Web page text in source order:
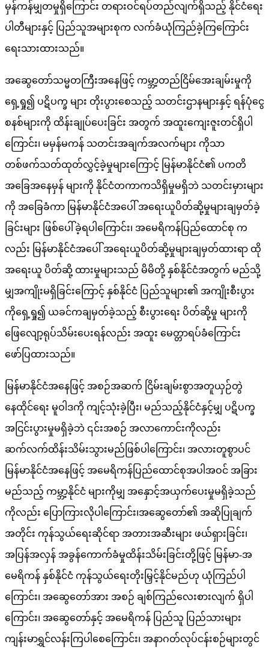
မှန်ကန်မျှတမှုရှိကြောင်း တရားဝင်ရပ်တည်လျက်ရှိသည့် နိုင်ငံရေး
ပါတီများနှင့် ပြည်သူအများစုက လက်ခံယုံကြည်ခဲ့ကြကြောင်း
ရေးသားထားသည်။
အဆွေတော်သမ္မတကြီးအနေဖြင့် ကမ္ဘာ့တည်ငြိမ်အေးချမ်းမှုကို
ရှေ့ရှု၍ ပဋိပက္ခ များ တိုးပွားစေသည့် သတင်းဌာနများနှင့် ရန်ပုံငွေ
စနစ်များကို ထိန်းချုပ်ပေးခြင်း အတွက် အထူးကျေးဇူးတင်ရှိပါ
ကြောင်း၊ မမှန်မကန် သတင်းအချက်အလက်များ ကိုသာ
တစ်ဖက်သတ်ထုတ်လွှင့်ခဲ့မှုများကြောင့် မြန်မာနိုင်ငံ၏ ပကတိ
အခြေအနေမှန် များကို နိုင်ငံတကာကသိရှိမှုမရှိဘဲ သတင်းမှားများ
ကို အခြေခံကာ မြန်မာနိုင်ငံအပေါ် အရေးယူပိတ်ဆို့မှုများချမှတ်ခဲ့
ခြင်းများ ဖြစ်ပေါ်ခဲ့ရပါကြောင်း၊ အမေရိကန်ပြည်ထောင်စု က
လည်း မြန်မာနိုင်ငံအပေါ် အရေးယူပိတ်ဆို့မှုများချမှတ်ထားရာ ထို
အရေးယူ ပိတ်ဆို့ ထားမှုများသည် မိမိတို့ နှစ်နိုင်ငံအတွက် မည်သို့
မျှအကျိုးမရှိခြင်းကြောင့် နှစ်နိုင်ငံ ပြည်သူများ၏ အကျိုးစီးပွား
ကိုရှေ့ရှု၍ ယခင်ကချမှတ်ခဲ့သည့် စီးပွားရေး ပိတ်ဆို့မှု များကို
ဖြေလျော့ရုပ်သိမ်းပေးရန်လည်း အထူး မေတ္တာရပ်ခံကြောင်း
ဖော်ပြထားသည်။
မြန်မာနိုင်ငံအနေဖြင့် အစဉ်အဆက် ငြိမ်းချမ်းစွာအတူယှဉ်တွဲ
နေထိုင်ရေး မူဝါဒကို ကျင့်သုံးခဲ့ပြီး၊ မည်သည့်နိုင်ငံနှင့်မျှ ပဋိပက္ခ
အငြင်းပွားမှုမရှိခဲ့ဘဲ ၎င်းအစဉ် အလာကောင်းကိုလည်း
ဆက်လက်ထိန်းသိမ်းသွားမည်ဖြစ်ပါကြောင်း၊ အလားတူစွာပင်
မြန်မာနိုင်ငံအနေဖြင့် အမေရိကန်ပြည်ထောင်စုအပါအဝင် အခြား
မည်သည့် ကမ္ဘာ့နိုင်ငံ များကိုမျှ အနှောင့်အယှက်ပေးမှုမရှိခဲ့သည်
ကိုလည်း ပြောကြားလိုပါကြောင်း၊အဆွေတော်၏ အဆိုပြုချက်
အတိုင်း ကုန်သွယ်ရေးဆိုင်ရာ အတားအဆီးများ ဖယ်ရှားခြင်း၊
အပြန်အလှန် အခွန်ကောက်ခံမှုထိန်းသိမ်းခြင်းတို့ဖြင့် မြန်မာ-အ
မေရိကန် နှစ်နိုင်ငံ ကုန်သွယ်ရေးတိုးမြှင့်နိုင်မည်ဟု ယုံကြည်ပါ
ကြောင်း၊ အဆွေတော်အား အစဉ် ချစ်ကြည်လေးစားလျက် ရှိပါ
ကြောင်း၊ အဆွေတော်နှင့် အမေရိကန် ပြည်သူ ပြည်သားများ
ကျန်းမာရွှင်လန်းကြပါစေကြောင်း၊ အနာဂတ်လုပ်ငန်းစဉ်များတွင်